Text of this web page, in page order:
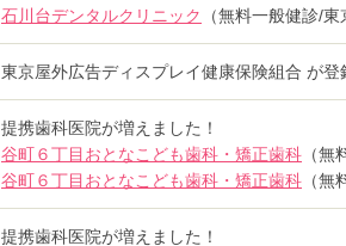
石川台デンタルクリニック
（無料一般健診/
東京屋外広告ディスプレイ健康保険組合 が登
提携歯科医院が増えました！
谷町６丁目おとなこども歯科・矯正歯科 （
谷町６丁目おとなこども歯科・矯正歯科 （
提携歯科医院が増えました！